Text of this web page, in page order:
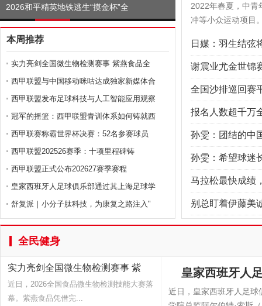
2026和平精英地铁逃生“摸金杯”全
本周推荐
实力亮剑全国微生物检测赛事 紫燕食品全
西甲联盟与中国移动咪咕达成独家新媒体合
西甲联盟发布足球科技与人工智能应用观察
冠军的摇篮：西甲联盟青训体系如何铸就西
西甲联赛称霸世界杯决赛：52名参赛球员
西甲联盟202526赛季：十项里程碑铸
西甲联盟正式公布202627赛季赛程
皇家西班牙人足球俱乐部通过其上海足球学
舒复派｜小分子肽科技，为康复之路注入"
2022年春夏，中青
冲等小众运动项目
日媒：羽生结弦
谢震业尤金世锦
全国沙排巡回赛
报名人数超千万
孙雯：团结的中
孙雯：希望球迷
马拉松最快成绩
别总盯着伊藤美
全民健身
实力亮剑全国微生物检测赛事 紫
近日，2026全国食品微生物检测技能大赛落
幕。紫燕食品凭借完...
皇家西班牙人
近日，皇家西班牙人足球